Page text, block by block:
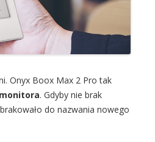
Onyx Boox Max 2 Pro tak
. Gdyby nie brak
do nazwania nowego